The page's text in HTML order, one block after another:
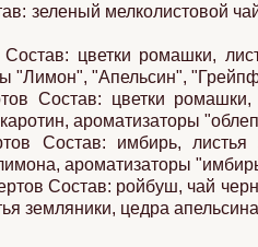
зеленый мелколистовой
цветки ромашки,
"Лимон", "Апельсин",
Состав: цветки ромашки,
ароматизаторы
Состав: имбирь, листья
ароматизаторы
Состав: ройбуш, чай
земляники, цедра